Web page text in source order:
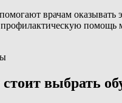
врачам оказывать
помощь
выбрать